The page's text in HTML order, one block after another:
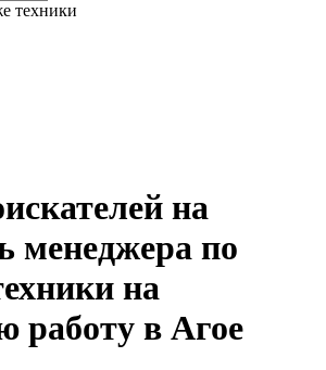
техники
на
менеджера по
на
работу в Агое